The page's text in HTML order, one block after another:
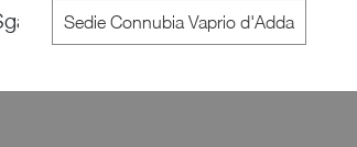
Paesana
Sedie Connubia Vaprio d'Adda